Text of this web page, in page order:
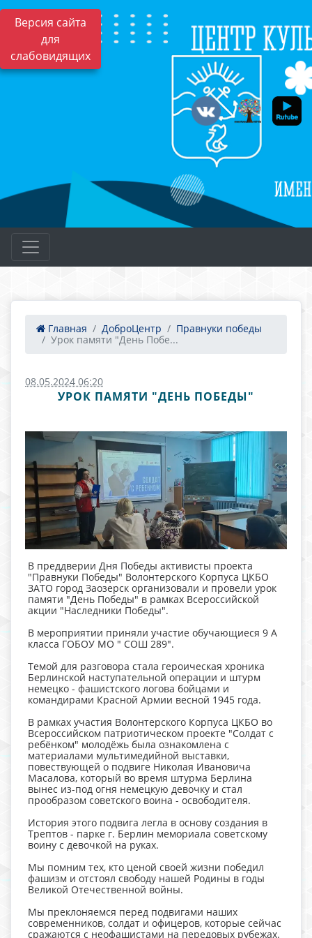
Версия сайта
для
слабовидящих
Главная ДоброЦентр
Правнуки победы
Урок памяти "День Побе...
08.05.2024 06:20
УРОК ПАМЯТИ "ДЕНЬ ПОБЕДЫ"
В преддверии Дня Победы активисты проекта
"Правнуки Победы" Волонтерского Корпуса ЦКБО
ЗАТО город Заозерск организовали и провели урок
памяти "День Победы" в рамках Всероссийской
акции "Наследники Победы".
В мероприятии приняли участие обучающиеся 9 А
класса ГОБОУ МО " СОШ 289".
Темой для разговора стала героическая хроника
Берлинской наступательной операции и штурм
немецко - фашистского логова бойцами и
командирами Красной Армии весной 1945 года.
В рамках участия Волонтерского Корпуса ЦКБО во
Всероссийском патриотическом проекте "Солдат с
ребёнком" молодёжь была ознакомлена с
материалами мультимедийной выставки,
повествующей о подвиге Николая Ивановича
Масалова, который во время штурма Берлина
вынес из-под огня немецкую девочку и стал
прообразом советского воина - освободителя.
История этого подвига легла в основу создания в
Трептов - парке г. Берлин мемориала советскому
воину с девочкой на руках.
Мы помним тех, кто ценой своей жизни победил
фашизм и отстоял свободу нашей Родины в годы
Великой Отечественной войны.
Мы преклоняемся перед подвигами наших
современников, солдат и офицеров, которые сейчас
сражаются с неофашистами на передовых рубежах.